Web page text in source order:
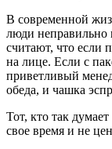
В современной
люди
считают, что если
на лице. Если с
приветливый
обеда, и чашка
Тот, кто так
свое время и не